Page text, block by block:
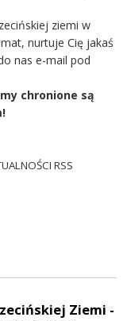
ziemi w
nurtuje Cię jakaś
nas e-mail pod
chronione są
RSS
Ziemi -